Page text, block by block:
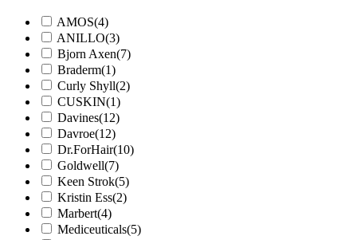
AMOS(4)
ANILLO(3)
Bjorn Axen(7)
Braderm(1)
Curly Shyll(2)
CUSKIN(1)
Davines(12)
Davroe(12)
Dr.ForHair(10)
Goldwell(7)
Keen Strok(5)
Kristin Ess(2)
Marbert(4)
Mediceuticals(5)